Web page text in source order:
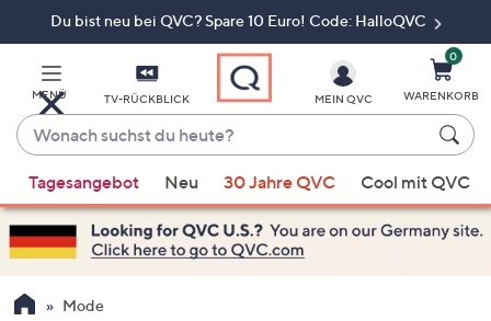
Du bist neu bei QVC? Spare 10 Euro! Code: HalloQVC
MENÜ TV-RÜCKBLICK
Wonach
suchst
du
heute?
Vorschläge
verfügbar
sind,
verwenden
Sie
MEIN QVC
0
WARENKORB
Tagesangebot Neu 30 Jahre QVC Cool mit QVC
Mode